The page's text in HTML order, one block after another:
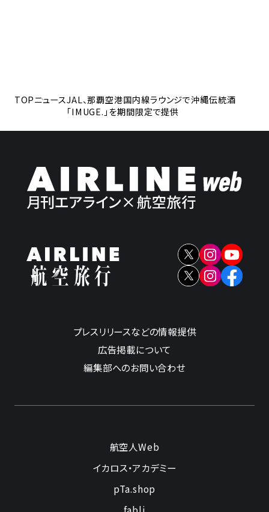
TOPニュースJAL、那覇空港国内線ラウンジで沖縄伝統酒
「IMUGE.」を期間限定で提供
プレスリリースなどの情報提供
広告掲載について
編集部へのお問い合わせ
航空人Web
イカロス・アカデミー
pTa.shop